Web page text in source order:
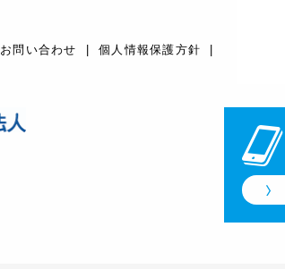
お問い合わせ 個人情報保護方針